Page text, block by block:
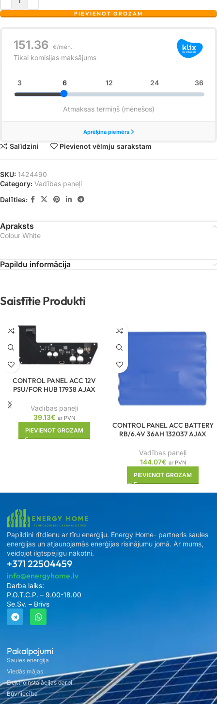
PIEVIENOT GROZAM
Salīdzini Pievienot vēlmju sarakstam
SKU: 1424490
Category: Vadības paneļi
Dalīties:
Apraksts
Colour White
Papildu informācija
Saistītie Produkti
CONTROL PANEL ACC 12V
PSU/FOR HUB 17938 AJAX
Vadības paneļi
39.13€ ar PVN
PIEVIENOT GROZAM
CONTROL PANEL ACC BATTERY
RB/6.4V 36AH 132037 AJAX
Vadības paneļi
144.07€ ar PVN
PIEVIENOT GROZAM
Pakalpojumi
Saules enerģija
Viedās mājas
Elektroinstalācijas darbi
Būvniecība
Papildini rītdienu ar tīru enerģiju. Energy Home- partneris saules
enerģijas un atjaunojamās enerģijas risinājumu jomā. Ar mums,
veidojot ilgtspējīgu nākotni.
+371 22504459
info@energyhome.lv
Darba laiks:
P.O.T.C.P. – 9.00-18.00
Se.Sv. – Brīvs